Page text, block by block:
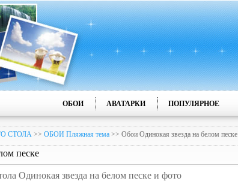
ОБОИ АВАТАРКИ ПОПУЛЯРНОЕ
СТОЛА >> ОБОИ Пляжная тема >> Обои Одинокая звезда на белом песке
песке
Одинокая звезда на белом песке и фото